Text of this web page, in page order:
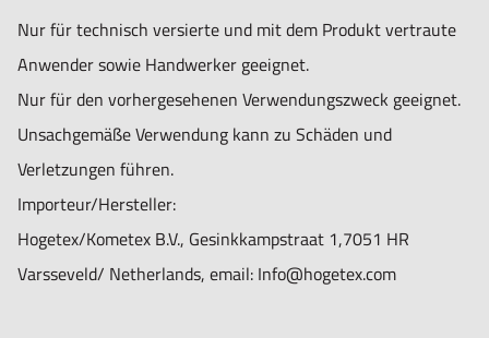
Nur für technisch versierte und mit dem Produkt vertraute
Anwender sowie Handwerker geeignet.
Nur für den vorhergesehenen Verwendungszweck geeignet.
Unsachgemäße Verwendung kann zu Schäden und
Verletzungen führen.
Importeur/Hersteller:
Hogetex/Kometex B.V., Gesinkkampstraat 1,7051 HR
Varsseveld/ Netherlands, email: Info@hogetex.com